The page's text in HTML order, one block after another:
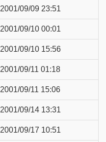
2001/09/09 23:51
2001/09/10 00:01
2001/09/10 15:56
2001/09/11 01:18
2001/09/11 15:06
2001/09/14 13:31
2001/09/17 10:51